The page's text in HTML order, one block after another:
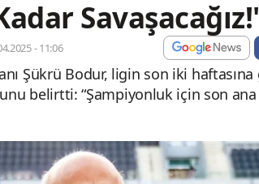
Savaşacağız!'
- 11:06
Şükrü Bodur, ligin son iki
belirtti: “Şampiyonluk için son